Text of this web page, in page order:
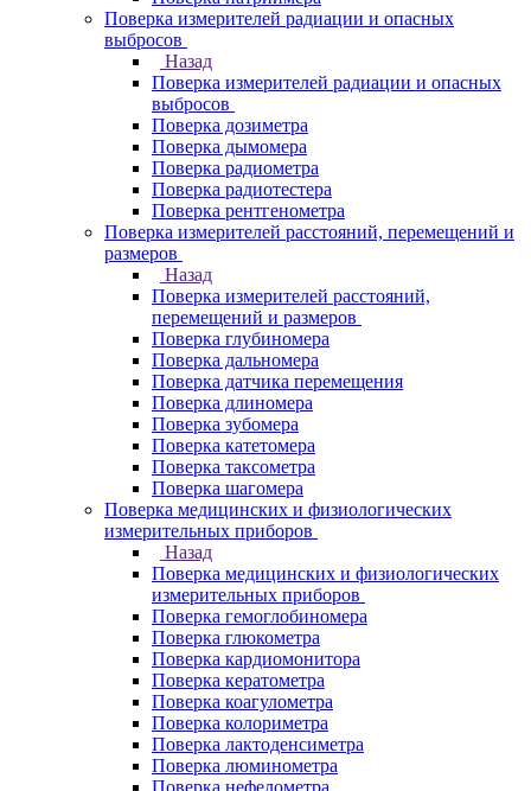
Поверка измерителей радиации и опасных
выбросов
Назад
Поверка измерителей радиации и опасных
выбросов
Поверка дозиметра
Поверка дымомера
Поверка радиометра
Поверка радиотестера
Поверка рентгенометра
Поверка измерителей расстояний, перемещений и
размеров
Назад
Поверка измерителей расстояний,
перемещений и размеров
Поверка глубиномера
Поверка дальномера
Поверка датчика перемещения
Поверка длиномера
Поверка зубомера
Поверка катетомера
Поверка таксометра
Поверка шагомера
Поверка медицинских и физиологических
измерительных приборов
Назад
Поверка медицинских и физиологических
измерительных приборов
Поверка гемоглобиномера
Поверка глюкометра
Поверка кардиомонитора
Поверка кератометра
Поверка коагулометра
Поверка колориметра
Поверка лактоденсиметра
Поверка люминометра
Поверка нефелометра